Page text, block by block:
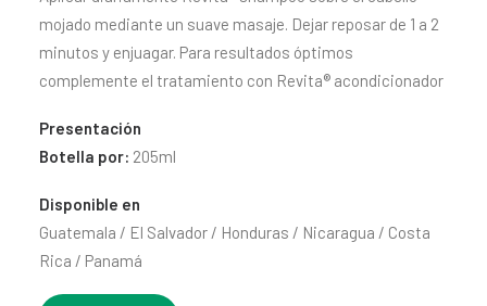
mojado mediante un suave masaje. Dejar reposar de 1 a 2
minutos y enjuagar. Para resultados óptimos
complemente el tratamiento con Revita® acondicionador
Presentación
Botella por: 205ml
Disponible en
Guatemala / El Salvador / Honduras / Nicaragua / Costa
Rica / Panamá